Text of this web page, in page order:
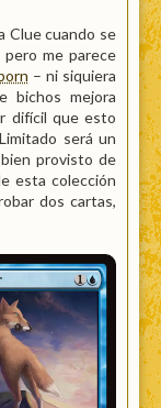
Clue cuando se
pero me parece
– ni siquiera
bichos mejora
difícil que esto
será un
provisto de
esta colección
dos cartas,